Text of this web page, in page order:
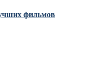
фильмов